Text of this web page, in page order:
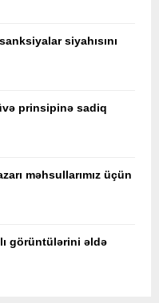
siyahısını
prinsipinə sadiq
məhsullarımız üçün
görüntülərini əldə